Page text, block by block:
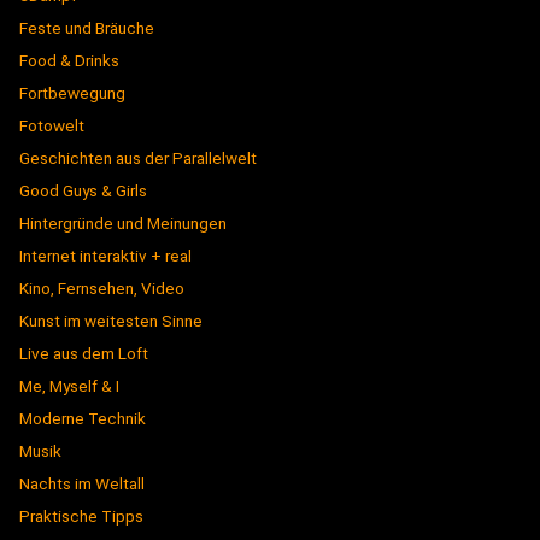
Feste und Bräuche
Food & Drinks
Fortbewegung
Fotowelt
Geschichten aus der Parallelwelt
Good Guys & Girls
Hintergründe und Meinungen
Internet interaktiv + real
Kino, Fernsehen, Video
Kunst im weitesten Sinne
Live aus dem Loft
Me, Myself & I
Moderne Technik
Musik
Nachts im Weltall
Praktische Tipps